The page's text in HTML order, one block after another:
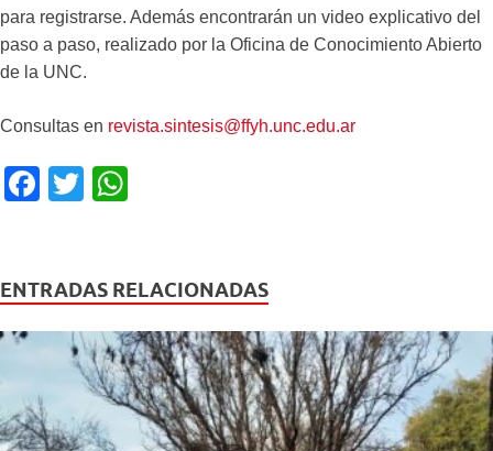
para registrarse. Además encontrarán un video explicativo del
paso a paso, realizado por la Oficina de Conocimiento Abierto
de la UNC.
Consultas en revista.sintesis@ffyh.unc.edu.ar
F
e
b
o
k
T
er s
A
p
p
ENTRADAS RELACIONADAS